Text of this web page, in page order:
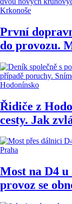
Krkonoše
První
do provozu.
Hodonínsko
Řidiče z
cesty. Jak
Praha
Most na D4
provoz se